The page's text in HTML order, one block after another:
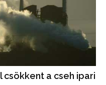
csökkent a cseh ipari